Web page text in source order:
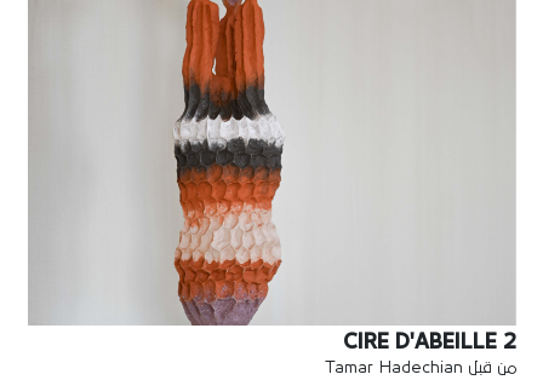
CIRE D'ABEILLE 2
من قبل Tamar Hadechian